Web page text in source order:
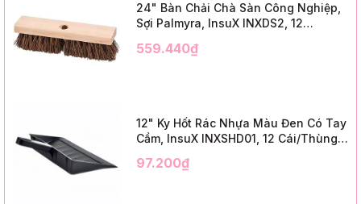
24" Bàn Chải Chà Sàn Công Nghiệp,
Sợi Palmyra, InsuX INXDS2, 12
3" Trim)
559.440₫
12" Ky Hốt Rác Nhựa Màu Đen Có Tay
Cầm, InsuX INXSHD01, 12 Cái/Thùng,
Black Plastic)
97.200₫